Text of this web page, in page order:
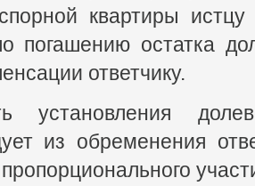
квартиры
погашению остатка
ответчику.
установления
из обременения